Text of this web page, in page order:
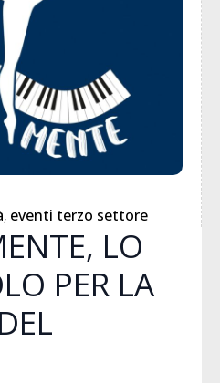
eventi terzo settore
LO
PER LA